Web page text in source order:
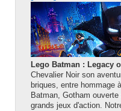
Lego Batman : Legacy
Chevalier Noir son
briques, entre hommage
Batman, Gotham
grands jeux d'action.